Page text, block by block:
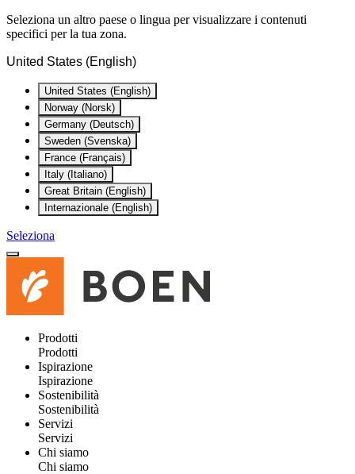
Seleziona un altro paese o lingua per visualizzare i contenuti
specifici per la tua zona.
United States (English)
United States (English)
Norway (Norsk)
Germany (Deutsch)
Sweden (Svenska)
France (Français)
Italy (Italiano)
Great Britain (English)
Internazionale (English)
Seleziona
Prodotti
Prodotti
Ispirazione
Ispirazione
Sostenibilità
Sostenibilità
Servizi
Servizi
Chi siamo
Chi siamo